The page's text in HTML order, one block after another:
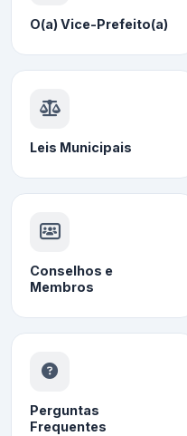
O(a) Vice-Prefeito(a)
Leis Municipais
Conselhos e
Membros
Perguntas
Frequentes